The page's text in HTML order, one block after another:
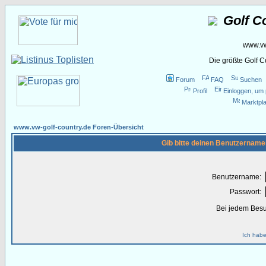
Golf
Die größte Golf
Forum FAQ
Suchen
Profil
Einloggen,
www.vw-golf-country.de Foren-Übersicht
Gib bitte deinen
Benutzername:
Passwort:
Bei jedem
Ich